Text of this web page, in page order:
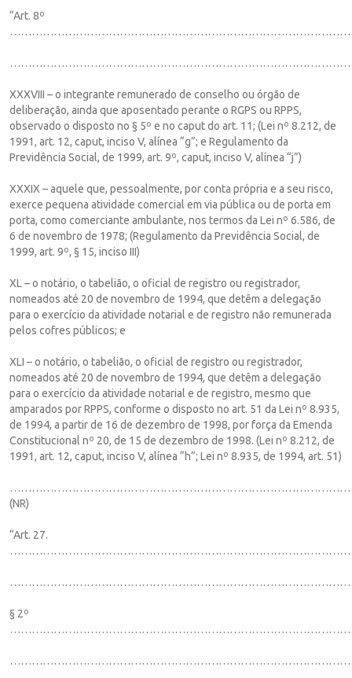
“Art. 8º
XXXVIII – o integrante remunerado de conselho ou órgão de
deliberação, ainda que aposentado perante o RGPS ou RPPS,
observado o disposto no § 5º e no caput do art. 11; (Lei nº 8.212, de
1991, art. 12, caput, inciso V, alínea “g”; e Regulamento da
Previdência Social, de 1999, art. 9º, caput, inciso V, alínea “j”)
XXXIX – aquele que, pessoalmente, por conta própria e a seu risco,
exerce pequena atividade comercial em via pública ou de porta em
porta, como comerciante ambulante, nos termos da Lei nº 6.586, de
6 de novembro de 1978; (Regulamento da Previdência Social, de
1999, art. 9º, § 15, inciso III)
XL – o notário, o tabelião, o oficial de registro ou registrador,
nomeados até 20 de novembro de 1994, que detêm a delegação
para o exercício da atividade notarial e de registro não remunerada
pelos cofres públicos; e
XLI – o notário, o tabelião, o oficial de registro ou registrador,
nomeados até 20 de novembro de 1994, que detêm a delegação
para o exercício da atividade notarial e de registro, mesmo que
amparados por RPPS, conforme o disposto no art. 51 da Lei nº 8.935,
de 1994, a partir de 16 de dezembro de 1998, por força da Emenda
Constitucional nº 20, de 15 de dezembro de 1998. (Lei nº 8.212, de
1991, art. 12, caput, inciso V, alínea “h”; Lei nº 8.935, de 1994, art. 51)
(NR)
“Art. 27.
§ 2º